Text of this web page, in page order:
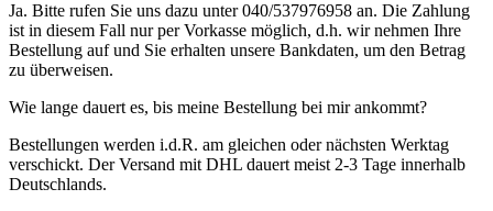
Ja. Bitte rufen Sie uns dazu unter 040/537976958 an. Die Zahlung
ist in diesem Fall nur per Vorkasse möglich, d.h. wir nehmen Ihre
Bestellung auf und Sie erhalten unsere Bankdaten, um den Betrag
zu überweisen.
Wie lange dauert es, bis meine Bestellung bei mir ankommt?
Bestellungen werden i.d.R. am gleichen oder nächsten Werktag
verschickt. Der Versand mit DHL dauert meist 2-3 Tage innerhalb
Deutschlands.